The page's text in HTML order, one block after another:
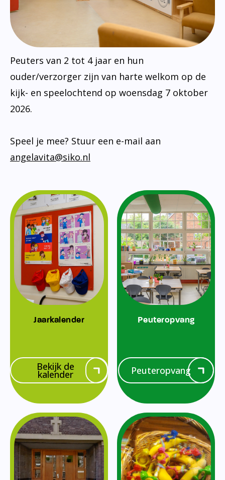
Peuters van 2 tot 4 jaar en hun
ouder/verzorger zijn van harte welkom op de
kijk- en speelochtend op woensdag 7 oktober
2026.
Speel je mee? Stuur een e-mail aan
angelavita@siko.nl
Jaarkalender
Bekijk de
kalender
Peuteropvang
Peuteropvang